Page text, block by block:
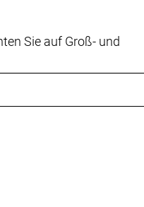
Sie auf Groß- und